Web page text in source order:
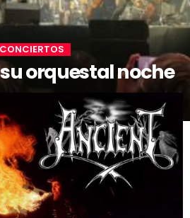
CONCIERTOS
orquestal noche